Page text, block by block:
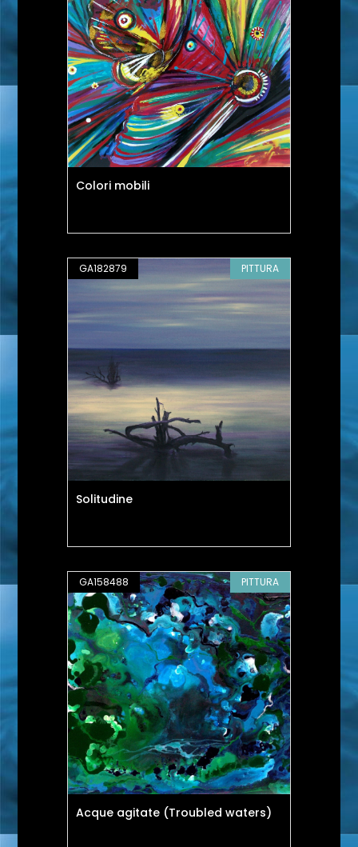
Colori mobili
GA182879 PITTURA
Solitudine
GA158488 PITTURA
Acque agitate (Troubled waters)